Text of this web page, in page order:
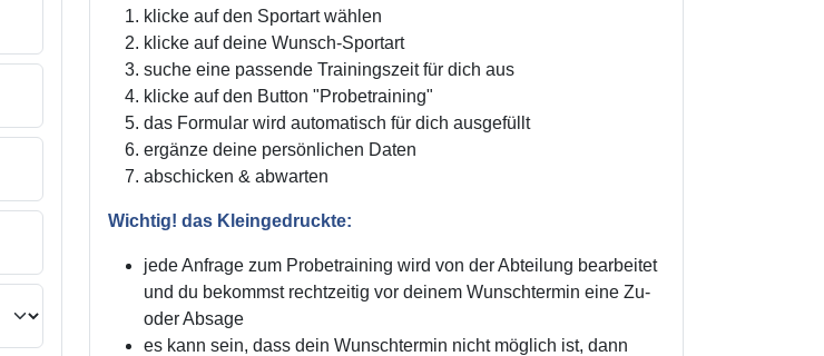
klicke auf den Sportart wählen
klicke auf deine Wunsch-Sportart
suche eine passende Trainingszeit für dich aus
klicke auf den Button "Probetraining"
das Formular wird automatisch für dich ausgefüllt
ergänze deine persönlichen Daten
abschicken & abwarten
Wichtig! das Kleingedruckte:
jede Anfrage zum Probetraining wird von der Abteilung bearbeitet
und du bekommst rechtzeitig vor deinem Wunschtermin eine Zu-
oder Absage
es kann sein, dass dein Wunschtermin nicht möglich ist, dann